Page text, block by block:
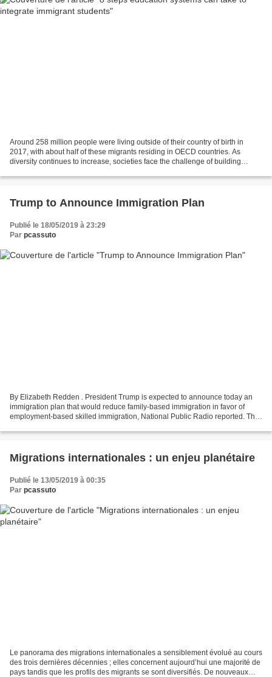
Around 258 million people were living outside of their country of birth in
2017, with about half of these migrants residing in OECD countries. As
diversity continues to increase, societies face the challenge of building
Trump to Announce Immigration Plan
Publié le 18/05/2019 à 23:29
Par pcassuto
By Elizabeth Redden . President Trump is expected to announce today an
immigration plan that would reduce family-based immigration in favor of
employment-based skilled immigration, National Public Radio reported. The
Migrations internationales : un enjeu planétaire
Publié le 13/05/2019 à 00:35
Par pcassuto
Le panorama des migrations internationales a sensiblement évolué au cours
des trois dernières décennies ; elles concernent aujourd’hui une majorité de
pays tandis que les profils des migrants se sont diversifiés. De nouveaux